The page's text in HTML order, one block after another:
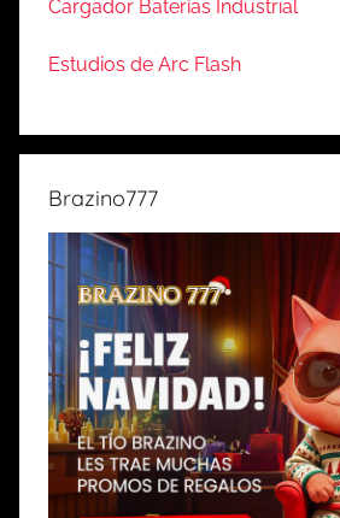
Cargador Baterías Industrial
Estudios de Arc Flash
Brazino777